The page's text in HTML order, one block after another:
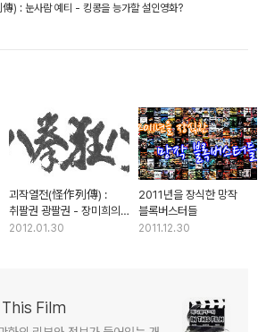
) : 눈사람 예티 - 킹콩을 능가할 설인영화?
괴작열전(怪作列傳) :
취팔권 광팔권 - 장미희의
유일한 무협영화는?
2012.01.30
2011년을 장식한 망작
블록버스터들
2011.12.30
This Film